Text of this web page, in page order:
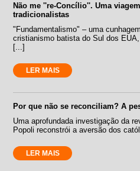
Não me ''re-Concílio''. Uma
tradicionalistas
"Fundamentalismo" – uma
cristianismo batista do Sul dos
[...]
LER MAIS
Por que não se reconciliam? A
Uma aprofundada investigação da
Popoli reconstrói a aversão dos
LER MAIS